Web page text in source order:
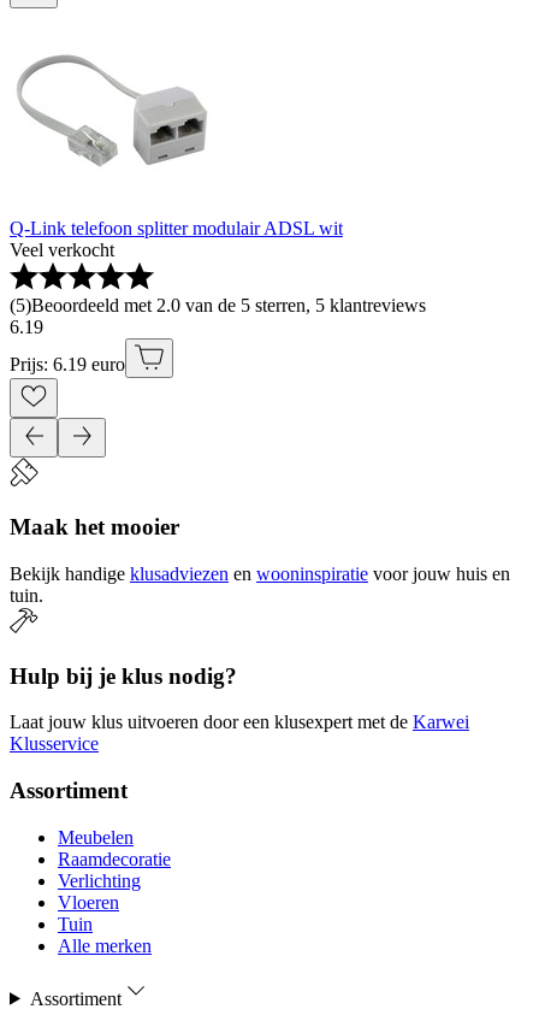
Q-Link telefoon splitter modulair ADSL wit
Veel verkocht
(5)Beoordeeld met 2.0 van de 5 sterren, 5 klantreviews
6.19
Prijs: 6.19 euro
Maak het mooier
Bekijk handige klusadviezen en wooninspiratie voor jouw huis en
tuin.
Hulp bij je klus nodig?
Laat jouw klus uitvoeren door een klusexpert met de Karwei
Klusservice
Assortiment
Meubelen
Raamdecoratie
Verlichting
Vloeren
Tuin
Alle merken
Assortiment